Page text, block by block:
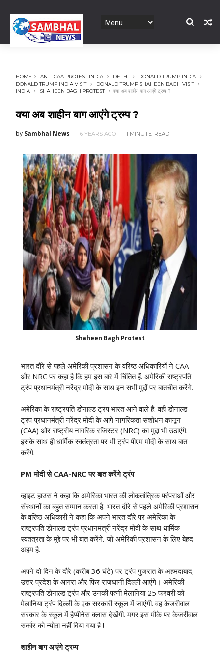
HOME ANTI-CAA PROTEST INDIA DELHI
DONALD TRUMP INDIA
DONALD TRUMP INDIA VISIT
DONALD TRUMP SHAHEEN BAGH VISIT
INDIA
SHAHEEN BAGH PROTEST क्या अब शाहीन बाग आएंगे ट्रम्प ?
क्या अब शाहीन बाग आएंगे ट्रम्प ?
by Sambhal News 6 YEARS AGO 1 MINUTE READ
Shaheen Bagh Protest
भारत दौरे से पहले अमेरिकी प्रशासन के वरिष्ठ अधिकारियों ने CAA
और NRC पर कहा है कि हम इस बारे में चिंतित हैं. अमेरिकी राष्ट्रपति
ट्रंप प्रधानमंत्री नरेंद्र मोदी के साथ इन सभी मुद्दों पर बातचीत करेंगे.
अमेरिका के राष्ट्रपति डोनाल्ड ट्रंप भारत आने वाले हैं. वहीं डोनाल्ड
ट्रंप प्रधानमंत्री नरेंद्र मोदी के आगे नागरिकता संशोधन कानून
(CAA) और राष्ट्रीय नागरिक रजिस्टर (NRC) का मुद्दा भी उठाएंगे.
इसके साथ ही धार्मिक स्वतंत्रता पर भी ट्रंप पीएम मोदी के साथ बात
करेंगे.
PM मोदी से CAA-NRC पर बात करेंगे ट्रंप
व्हाइट हाउस ने कहा कि अमेरिका भारत की लोकतांत्रिक परंपराओं और
संस्थानों का बहुत सम्मान करता है. भारत दौरे से पहले अमेरिकी प्रशासन
के वरिष्ठ अधिकारी ने कहा कि अपने भारत दौरे पर अमेरिका के
राष्ट्रपति डोनाल्ड ट्रंप प्रधानमंत्री नरेंद्र मोदी के साथ धार्मिक
स्वतंत्रता के मुद्दे पर भी बात करेंगे, जो अमेरिकी प्रशासन के लिए बेहद
अहम है.
अपने दो दिन के दौरे (करीब 36 घंटे) पर ट्रंप गुजरात के अहमदाबाद,
उत्तर प्रदेश के आगरा और फिर राजधानी दिल्ली आएंगे। अमेरिकी
राष्ट्रपति डोनाल्ड ट्रंप और उनकी पत्नी मेलानिया 25 फरवरी को
मेलानिया ट्रंप दिल्ली के एक सरकारी स्कूल में जाएंगी. वह केजरीवाल
सरकार के स्कूल में हैप्पीनेस क्लास देखेंगी. मगर इस मौके पर केजरीवाल
सर्कार को न्योता नहीं दिया गया है !
शाहीन बाग आएंगे ट्रम्प